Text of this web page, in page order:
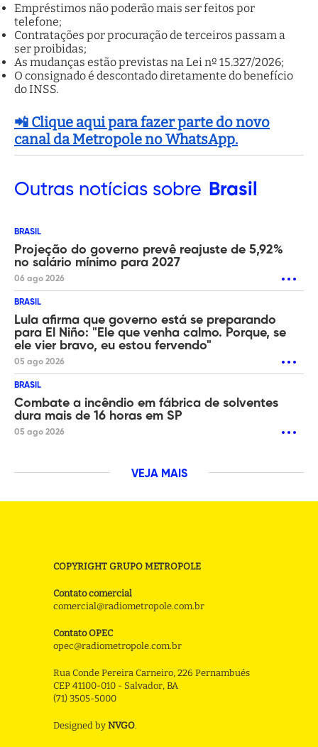
Empréstimos não poderão mais ser feitos por
telefone;
Contratações por procuração de terceiros passam a
ser proibidas;
As mudanças estão previstas na Lei nº 15.327/2026;
O consignado é descontado diretamente do benefício
do INSS.
📲 Clique aqui para fazer parte do novo
canal da Metropole no WhatsApp.
Outras notícias sobre Brasil
BRASIL
Projeção do governo prevê reajuste de 5,92%
no salário mínimo para 2027
06 ago 2026
BRASIL
Lula afirma que governo está se preparando
para El Niño: "Ele que venha calmo. Porque, se
ele vier bravo, eu estou fervendo"
05 ago 2026
BRASIL
Combate a incêndio em fábrica de solventes
dura mais de 16 horas em SP
05 ago 2026
VEJA MAIS
COPYRIGHT GRUPO METROPOLE
Contato comercial
comercial@radiometropole.com.br
Contato OPEC
opec@radiometropole.com.br
Rua Conde Pereira Carneiro, 226 Pernambués
CEP 41100-010 - Salvador, BA
(71) 3505-5000
Designed by NVGO.